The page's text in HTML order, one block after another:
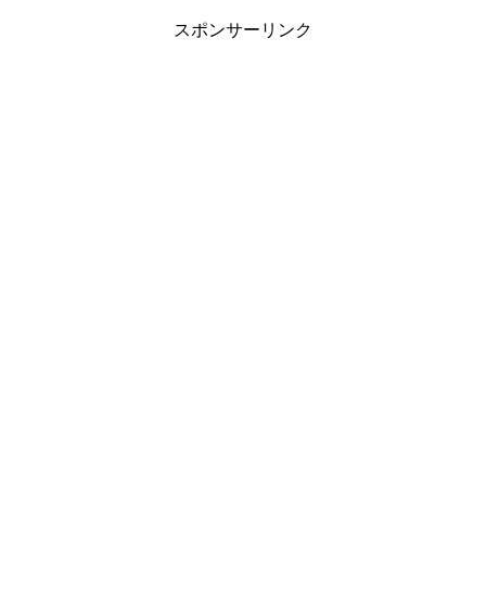
スポンサーリンク